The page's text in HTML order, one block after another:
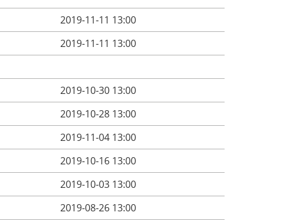
2019-11-11 13:00
2019-11-11 13:00
2019-10-30 13:00
2019-10-28 13:00
2019-11-04 13:00
2019-10-16 13:00
2019-10-03 13:00
2019-08-26 13:00